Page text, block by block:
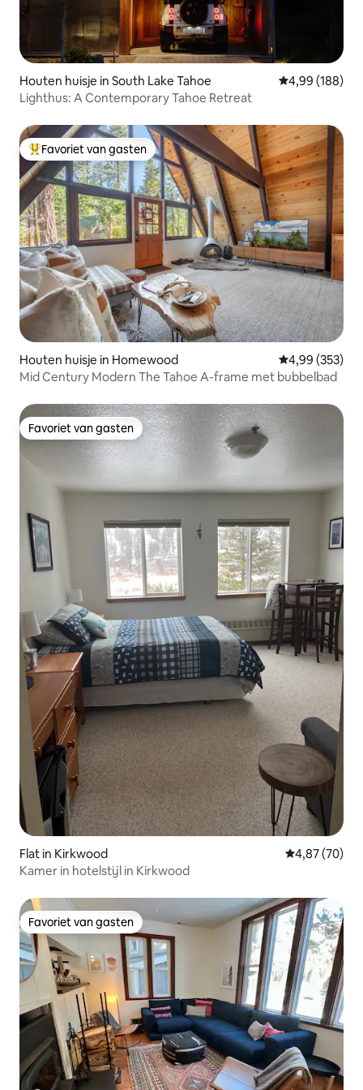
Houten huisje in South Lake Tahoe Gemiddelde
4,99 (188)
Lighthus: A Contemporary Tahoe Retreat
Topfavoriet van gasten
Favoriet van gasten
Houten huisje in Homewood Gemiddelde
4,99 (353)
Mid Century Modern The Tahoe A-frame met bubbelbad
Favoriet van gasten
Favoriet van gasten
Flat in Kirkwood Gemiddelde
4,87 (70)
Kamer in hotelstijl in Kirkwood
Favoriet van gasten
Favoriet van gasten